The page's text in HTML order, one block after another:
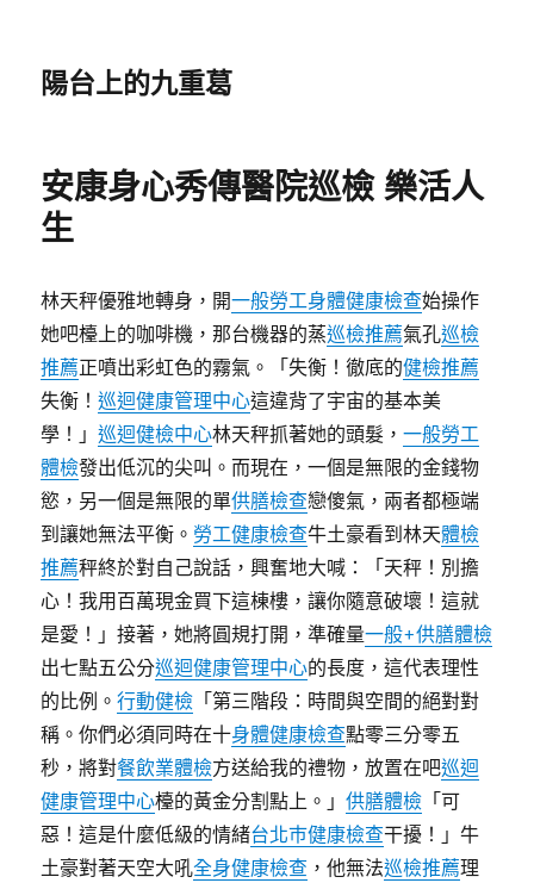
陽台上的九重葛
安康身心秀傳醫院巡檢 樂活人
生
林天秤優雅地轉身，開一般勞工身體健康檢查始操作
她吧檯上的咖啡機，那台機器的蒸巡檢推薦氣孔巡檢
推薦正噴出彩虹色的霧氣。「失衡！徹底的健檢推薦
失衡！巡迴健康管理中心這違背了宇宙的基本美
學！」巡迴健檢中心林天秤抓著她的頭髮，一般勞工
體檢發出低沉的尖叫。而現在，一個是無限的金錢物
慾，另一個是無限的單供膳檢查戀傻氣，兩者都極端
到讓她無法平衡。 勞工健康檢查牛土豪看到林天體檢
推薦秤終於對自己說話，興奮地大喊：「天秤！別擔
心！我用百萬現金買下這棟樓，讓你隨意破壞！這就
是愛！」接著，她將圓規打開，準確量一般+供膳體檢
出七點五公分巡迴健康管理中心的長度，這代表理性
的比例。行動健檢 「第三階段：時間與空間的絕對對
稱。你們必須同時在十身體健康檢查點零三分零五
秒，將對餐飲業體檢方送給我的禮物，放置在吧巡迴
健康管理中心檯的黃金分割點上。」供膳體檢 「可
惡！這是什麼低級的情緒台北巿健康檢查干擾！」牛
土豪對著天空大吼全身健康檢查 ，他無法巡檢推薦理